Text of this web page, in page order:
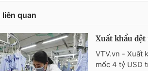
liên quan
Xuất khẩu dệt
VTV.vn - Xuất
mốc 4 tỷ USD